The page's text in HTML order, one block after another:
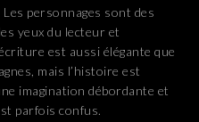
personnages sont des
yeux du lecteur et
est aussi élégante que
mais l’histoire est
imagination débordante et
parfois confus.